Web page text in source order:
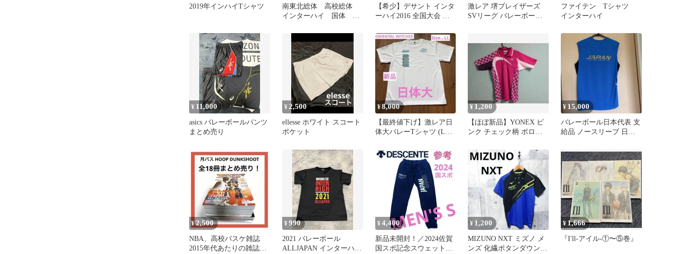
2019年インハイTシャツ
南東北総体 高校総体
インターハイ 国体 Ｔ
【希少】デサント インタ
ーハイ2016 全国大会 中
激レア 堺ブレイザーズ
SVリーグ バレーボール
ファイテン Tシャツ
インターハイ
¥ 11,000
asics バレーボールパンツ
まとめ売り
¥2,500
ellesse ホワイト スコート
ポケット
¥8,000
【最終値下げ】激レア日
体大バレーTシャツ (LL)
体
¥ 1,200
【ほぼ新品】YONEX ピ
ンク チェック柄 ポロシ
ントン
¥ 15,000
バレーボール日本代表 支
給品 ノースリーブ 日本
ボール
¥2,500
NBA、高校バスケ雑誌
2015年代あたりの雑誌ま
¥990
2021 バレーボール
ALLJAPAN インターハイ
¥ 4,400
新品未開封！／2024佐賀
国スポ記念スウェットパ
¥ 1,200
MIZUNO NXT ミズノ メ
ンズ 化繊ボタンダウンポ
¥ 1,666
『I'll-アイル-①〜⑤巻』